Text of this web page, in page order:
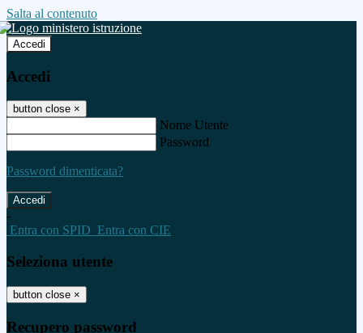
Salta al contenuto
Accedi
Accedi
button close ×
Nome Utente
Password
Password dimenticata?
-
Entra con SPID Entra con CIE
Seleziona utente
button close ×
Recupero password